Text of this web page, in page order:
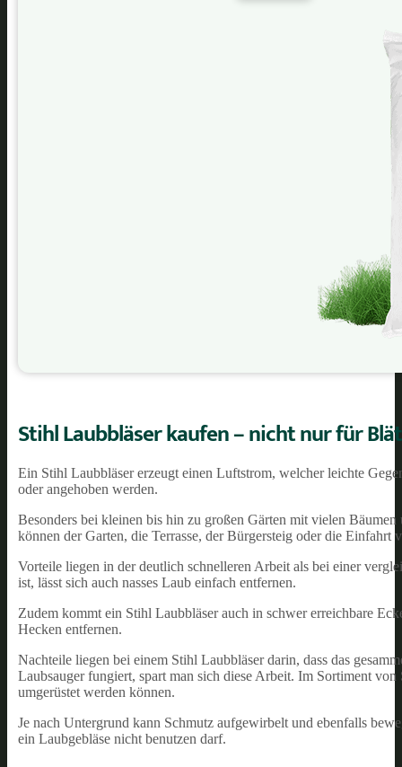
Stihl Laubbläser kaufen – nicht nur für
Ein Stihl Laubbläser erzeugt einen Luftstrom, welcher leichte
oder angehoben werden.
Besonders bei kleinen bis hin zu großen Gärten mit vielen
können der Garten, die Terrasse, der Bürgersteig oder die
Vorteile liegen in der deutlich schnelleren Arbeit als bei einer
ist, lässt sich auch nasses Laub einfach entfernen.
Zudem kommt ein Stihl Laubbläser auch in schwer erreichbare
Hecken entfernen.
Nachteile liegen bei einem Stihl Laubbläser darin, dass das
Laubsauger fungiert, spart man sich diese Arbeit. Im Sortiment
umgerüstet werden können.
Je nach Untergrund kann Schmutz aufgewirbelt und ebenfalls
ein Laubgebläse nicht benutzen darf.